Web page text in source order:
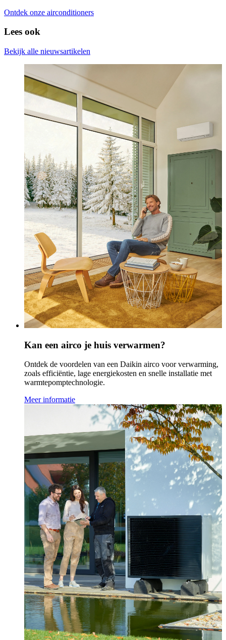
Ontdek onze airconditioners
Lees ook
Bekijk alle nieuwsartikelen
Kan een airco je huis verwarmen?
Ontdek de voordelen van een Daikin airco voor verwarming,
zoals efficiëntie, lage energiekosten en snelle installatie met
warmtepomptechnologie.
Meer informatie